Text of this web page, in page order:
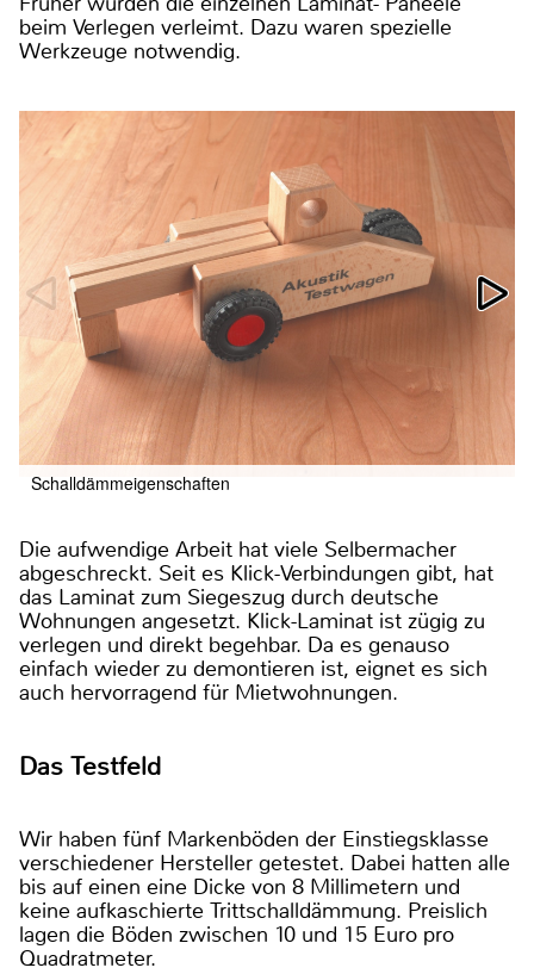
beim Verlegen verleimt. Dazu waren spezielle
Werkzeuge notwendig.
Schalldämmeigenschaften
Die aufwendige Arbeit hat viele Selbermacher
abgeschreckt. Seit es Klick-Verbindungen gibt, hat
das Laminat zum Siegeszug durch deutsche
Wohnungen angesetzt. Klick-Laminat ist zügig zu
verlegen und direkt begehbar. Da es genauso
einfach wieder zu demontieren ist, eignet es sich
auch hervorragend für Mietwohnungen.
Das Testfeld
Wir haben fünf Markenböden der Einstiegsklasse
verschiedener Hersteller getestet. Dabei hatten alle
bis auf einen eine Dicke von 8 Millimetern und
keine aufkaschierte Trittschalldämmung. Preislich
lagen die Böden zwischen 10 und 15 Euro pro
Quadratmeter.